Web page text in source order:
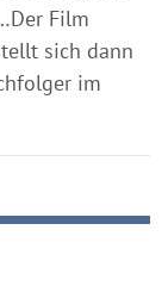
Film
sich dann
im